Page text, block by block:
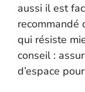
aussi il est
recommandé
qui résiste
conseil :
d’espace